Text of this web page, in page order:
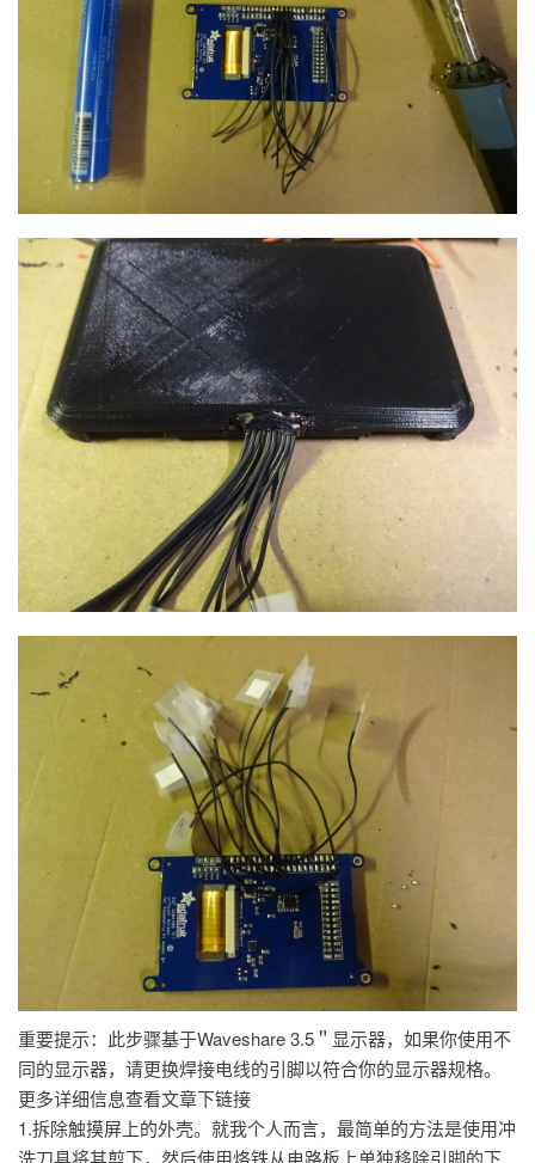
重要提示：此步骤基于Waveshare 3.5＂显示器，如果你使用不
同的显示器，请更换焊接电线的引脚以符合你的显示器规格。
更多详细信息查看文章下链接
1.拆除触摸屏上的外壳。就我个人而言，最简单的方法是使用冲
洗刀具将其剪下，然后使用烙铁从电路板上单独移除引脚的下